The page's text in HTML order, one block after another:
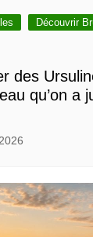
Découvrir
des
qu’on a